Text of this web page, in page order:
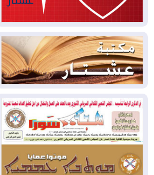
2026-08-04
بيترو يشكو تزوير الانتخابات
الرئاسية ويحذر من "حرب أهلية" في
كولومبيا
2026-08-03رئيس إقليم كوردستان في
دمشق في زيارة رسمية
2026-08-03العراق يؤكد مجدداً التزامه
بمنع الهجمات على الدول المجاورة
2026-08-03
العجز والاقتراض يطوقان
المالية العراقية.. اقتراض يتجاوز 3 تريليونات
دينار!
2026-08-03كوبا تغرق في الظلام مجددا